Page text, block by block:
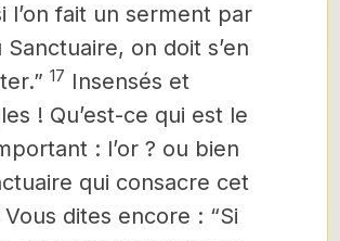
l’on fait un serment par
Sanctuaire, on doit s’en
17 Insensés et
! Qu’est-ce qui est le
: l’or ? ou bien
qui consacre cet
Vous dites encore : “Si